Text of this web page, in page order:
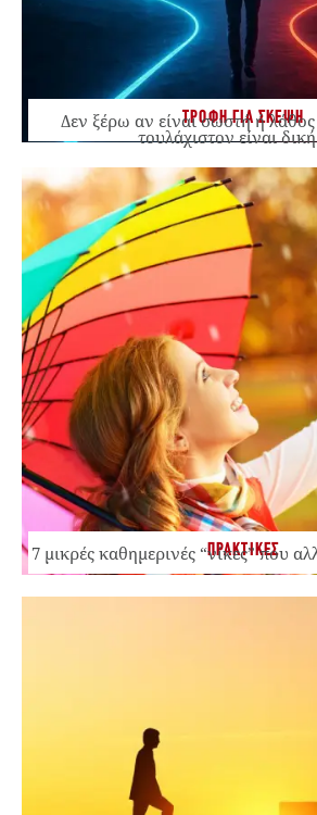
ΤΡΟΦΗ ΓΙΑ ΣΚΕΨΗ
Δεν ξέρω αν είναι σωστή ή
τουλάχιστον είναι
ΠΡΑΚΤΙΚΕΣ
7 μικρές καθημερινές “νίκες” που